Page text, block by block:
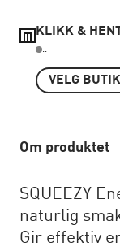
KLIKK &
..
VELG
Om produktet
SQUEEZY
naturlig
Gir effektiv